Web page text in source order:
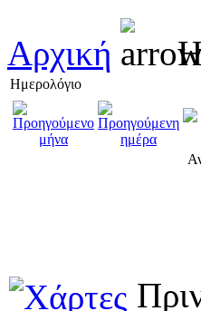
Αρχική
Ημερολόγιο